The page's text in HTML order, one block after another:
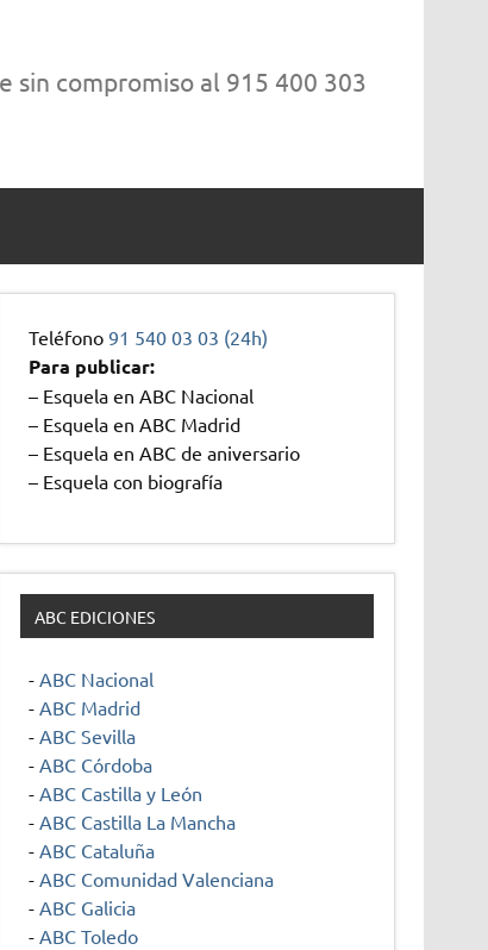
sin compromiso al 915 400 303
Teléfono91 540 03 03 (24h)
Para publicar:
– Esquela en ABC Nacional
– Esquela en ABC Madrid
– Esquela en ABC de aniversario
– Esquela con biografía
ABC EDICIONES
- ABC Nacional
- ABC Madrid
- ABC Sevilla
- ABC Córdoba
- ABC Castilla y León
- ABC Castilla La Mancha
- ABC Cataluña
- ABC Comunidad Valenciana
- ABC Galicia
- ABC Toledo